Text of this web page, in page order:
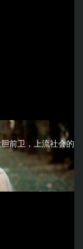
前卫，上流社会的